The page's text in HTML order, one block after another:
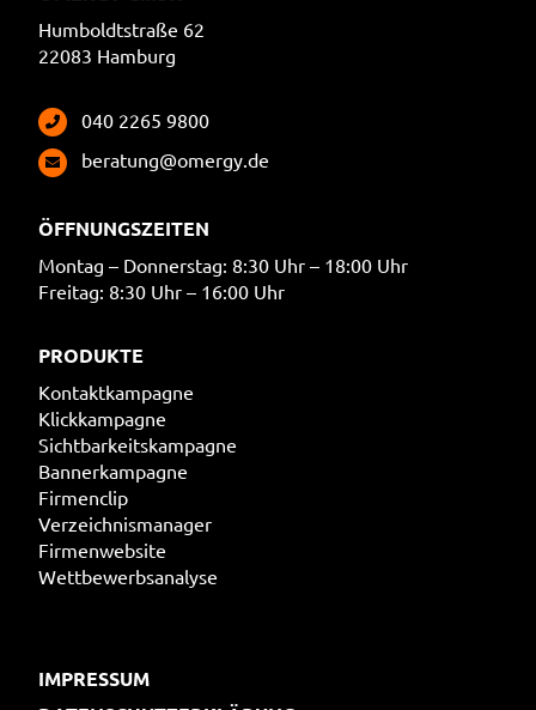
Humboldtstraße 62
22083 Hamburg
040 2265 9800
beratung@omergy.de
ÖFFNUNGSZEITEN
Montag – Donnerstag: 8:30 Uhr – 18:00 Uhr
Freitag: 8:30 Uhr – 16:00 Uhr
PRODUKTE
Kontaktkampagne
Klickkampagne
Sichtbarkeitskampagne
Bannerkampagne
Firmenclip
Verzeichnismanager
Firmenwebsite
Wettbewerbsanalyse
IMPRESSUM